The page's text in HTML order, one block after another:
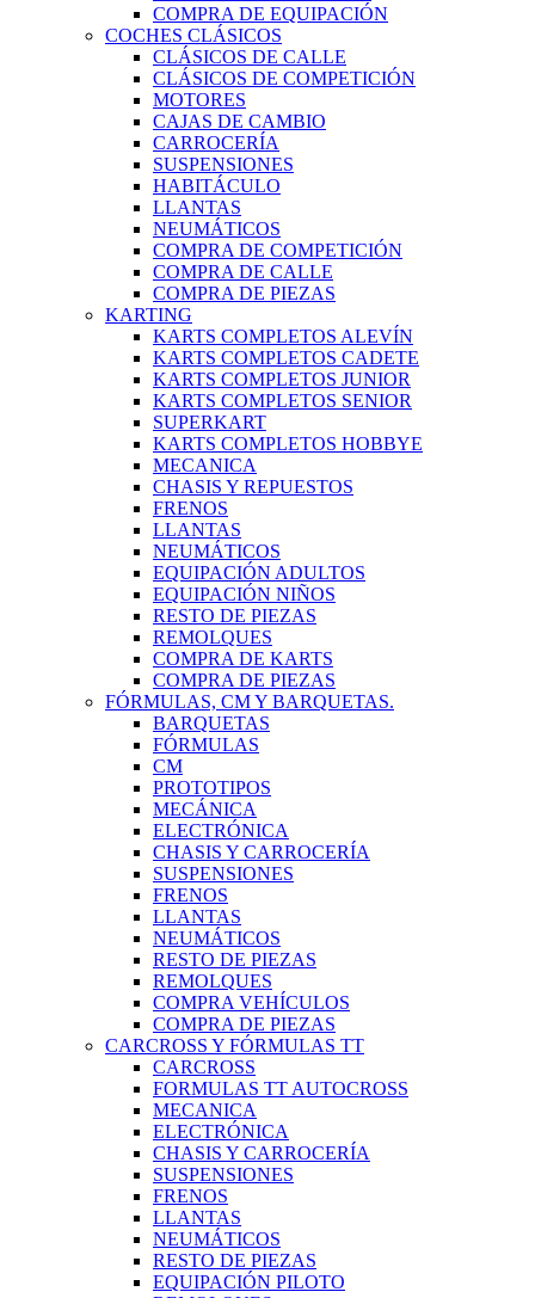
COMPRA DE EQUIPACIÓN
COCHES CLÁSICOS
CLÁSICOS DE CALLE
CLÁSICOS DE COMPETICIÓN
MOTORES
CAJAS DE CAMBIO
CARROCERÍA
SUSPENSIONES
HABITÁCULO
LLANTAS
NEUMÁTICOS
COMPRA DE COMPETICIÓN
COMPRA DE CALLE
COMPRA DE PIEZAS
KARTING
KARTS COMPLETOS ALEVÍN
KARTS COMPLETOS CADETE
KARTS COMPLETOS JUNIOR
KARTS COMPLETOS SENIOR
SUPERKART
KARTS COMPLETOS HOBBYE
MECANICA
CHASIS Y REPUESTOS
FRENOS
LLANTAS
NEUMÁTICOS
EQUIPACIÓN ADULTOS
EQUIPACIÓN NIÑOS
RESTO DE PIEZAS
REMOLQUES
COMPRA DE KARTS
COMPRA DE PIEZAS
FÓRMULAS, CM Y BARQUETAS.
BARQUETAS
FÓRMULAS
CM
PROTOTIPOS
MECÁNICA
ELECTRÓNICA
CHASIS Y CARROCERÍA
SUSPENSIONES
FRENOS
LLANTAS
NEUMÁTICOS
RESTO DE PIEZAS
REMOLQUES
COMPRA VEHÍCULOS
COMPRA DE PIEZAS
CARCROSS Y FÓRMULAS TT
CARCROSS
FORMULAS TT AUTOCROSS
MECANICA
ELECTRÓNICA
CHASIS Y CARROCERÍA
SUSPENSIONES
FRENOS
LLANTAS
NEUMÁTICOS
RESTO DE PIEZAS
EQUIPACIÓN PILOTO